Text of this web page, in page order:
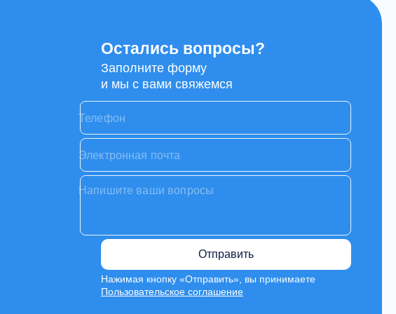
Остались вопросы?
Заполните форму
и мы с вами свяжемся
Отправить
Нажимая кнопку «Отправить», вы принимаете
Пользовательское соглашение